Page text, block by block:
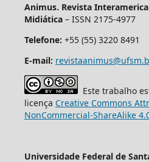
Animus. Revista
Midiática– ISSN 2175-4977
Telefone: +55 (55) 3220 8491
E-mail:
Este trabalho
licença Creative Commons
NonCommercial-ShareAlike
Universidade Federal de